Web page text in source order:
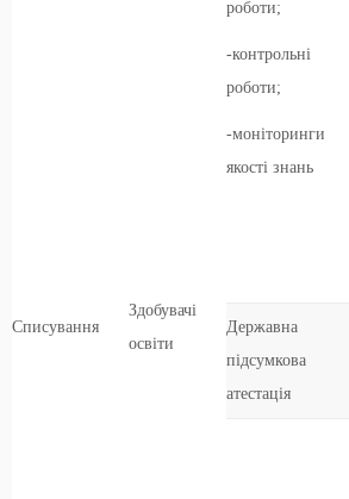
Списування
Здобувачі
освіти
роботи;
-контрольні
роботи;
-моніторинги
якості знань
Державна
підсумкова
атестація